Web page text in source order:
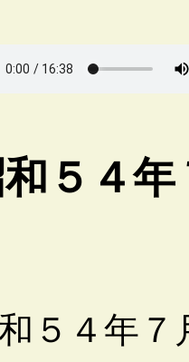
和５４
５４年